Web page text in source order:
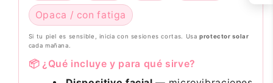
Opaca / con fatiga
Si tu piel es sensible, inicia con sesiones cortas. Usaprotector solar
cada mañana.
📦 ¿Qué incluye y para qué sirve?